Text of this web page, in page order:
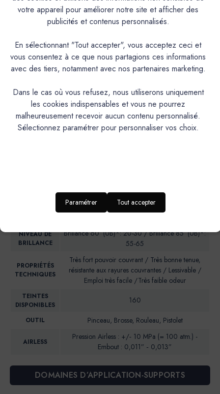
Documentation Technique
Couleurs & Échantillons
L'Extra est une laque polyuréthane en phase aqueuse,
velours, satinée, lessivable et résistante à la plupart des
rayures. Microporeuse, très couvrante et résistante. Tendu
exceptionnel, forte lavabilité
huisseries et mobilier
Aspect satiné velours
NIVEAU DE
BRILLANCE
Brillance 60° (UB)*: 20-30 / Brillance 85° (UB)*:
55-65
PROPRIÉTÉS
TECHNIQUES
Très fort pouvoir couvrant / Très bonne tenue,
résistante aux rayures couvrantes / Lessivable /
Emploi très facile /Très faible odeur
TEINTES
DISPONIBLES
160
OUTIL Pinceau, Brosse, Rouleau, Pistolet
AIRLESS
Pression Airless : +/‐ 10 MPa (= 100 atm.) -
Embout : 0,011” ‐ 0,013”
DOMAINES D’APPLICATION-SUPPORTS
votre appareil pour améliorer notre site et afficher des
publicités et contenus personnalisés.
En sélectionnant "Tout accepter", vous acceptez ceci et
vous consentez à ce que nous partagions ces informations
avec des tiers, notamment avec nos partenaires marketing.
Dans le cas où vous refusez, nous utiliserons uniquement
les cookies indispensables et vous ne pourrez
malheureusement recevoir aucun contenu personnalisé.
Sélectionnez paramétrer pour personnaliser vos choix.
Paramétrer Tout accepter